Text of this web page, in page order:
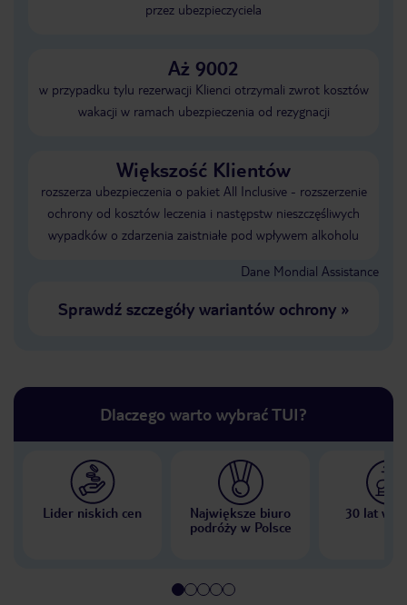
przez ubezpieczyciela
Aż 9002
w przypadku tylu rezerwacji Klienci otrzymali zwrot kosztów
wakacji w ramach ubezpieczenia od rezygnacji
Większość Klientów
rozszerza ubezpieczenia o pakiet All Inclusive - rozszerzenie
ochrony od kosztów leczenia i następstw nieszczęśliwych
wypadków o zdarzenia zaistniałe pod wpływem alkoholu
Dane Mondial Assistance
Sprawdź szczegóły wariantów ochrony»
Dlaczego warto wybrać TUI?
Lider niskich cen
Największe biuro
podróży w Polsce
30 lat w